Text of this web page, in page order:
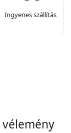
Ingyenes szállítás
vélemény